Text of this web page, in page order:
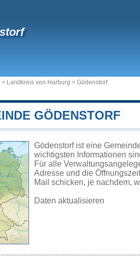
> Landkreis von Harburg > Gödenstorf
GÖDENSTORF
Gödenstorf ist eine
wichtigsten Informationen
Für alle
Adresse und die
Mail schicken, je nachdem,
Daten aktualisieren